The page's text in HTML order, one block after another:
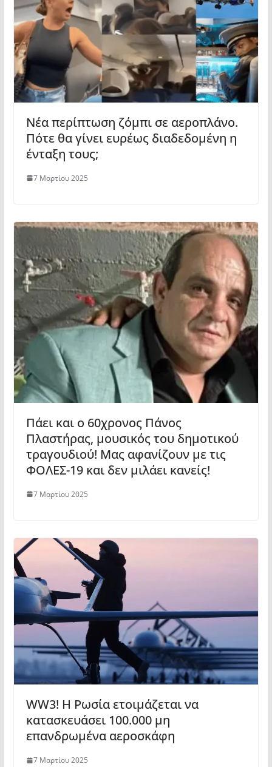
Νέα περίπτωση ζόμπι σε αεροπλάνο.
Πότε θα γίνει ευρέως διαδεδομένη η
ένταξη τους;
7 Μαρτίου 2025
Πάει και ο 60χρονος Πάνος
Πλαστήρας, μουσικός του δημοτικού
τραγουδιού! Μας αφανίζουν με τις
ΦΟΛΕΣ-19 και δεν μιλάει κανείς!
7 Μαρτίου 2025
WW3! Η Ρωσία ετοιμάζεται να
κατασκευάσει 100.000 μη
επανδρωμένα αεροσκάφη
7 Μαρτίου 2025